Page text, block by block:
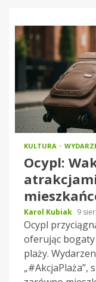
KULTURA
Ocypl:
Karol Kubiak 9
Ocypl
oferując
plaży.
„#AkcjaPlaża”,